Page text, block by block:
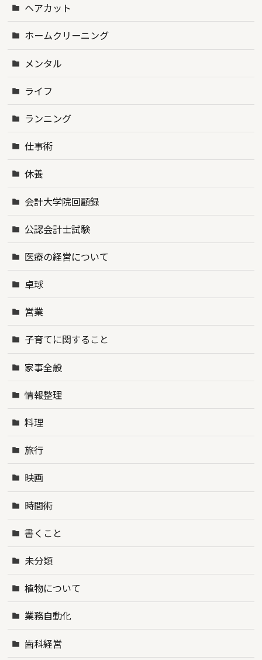
ヘアカット
ホームクリーニング
メンタル
ライフ
ランニング
仕事術
休養
会計大学院回顧録
公認会計士試験
医療の経営について
卓球
営業
子育てに関すること
家事全般
情報整理
料理
旅行
映画
時間術
書くこと
未分類
植物について
業務自動化
歯科経営